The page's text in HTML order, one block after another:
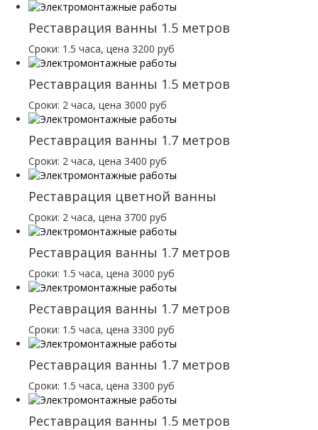
Реставрация ванны 1.5 метров
Сроки: 1.5 часа, цена 3200 руб
Реставрация ванны 1.5 метров
Сроки: 2 часа, цена 3000 руб
Реставрация ванны 1.7 метров
Сроки: 2 часа, цена 3400 руб
Реставрация цветной ванны
Сроки: 2 часа, цена 3700 руб
Реставрация ванны 1.7 метров
Сроки: 1.5 часа, цена 3000 руб
Реставрация ванны 1.7 метров
Сроки: 1.5 часа, цена 3300 руб
Реставрация ванны 1.7 метров
Сроки: 1.5 часа, цена 3300 руб
Реставрация ванны 1.5 метров